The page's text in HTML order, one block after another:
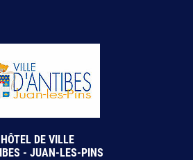
HÔTEL DE VILLE
- JUAN-LES-PINS